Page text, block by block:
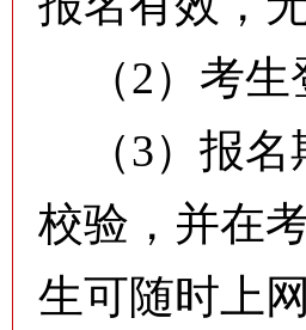
（2）考生
（3）报名
校验，并在
生可随时上